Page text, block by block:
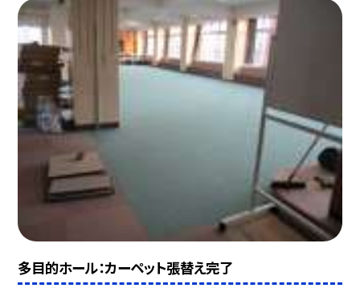
多目的ホール：カーペット張替え完了